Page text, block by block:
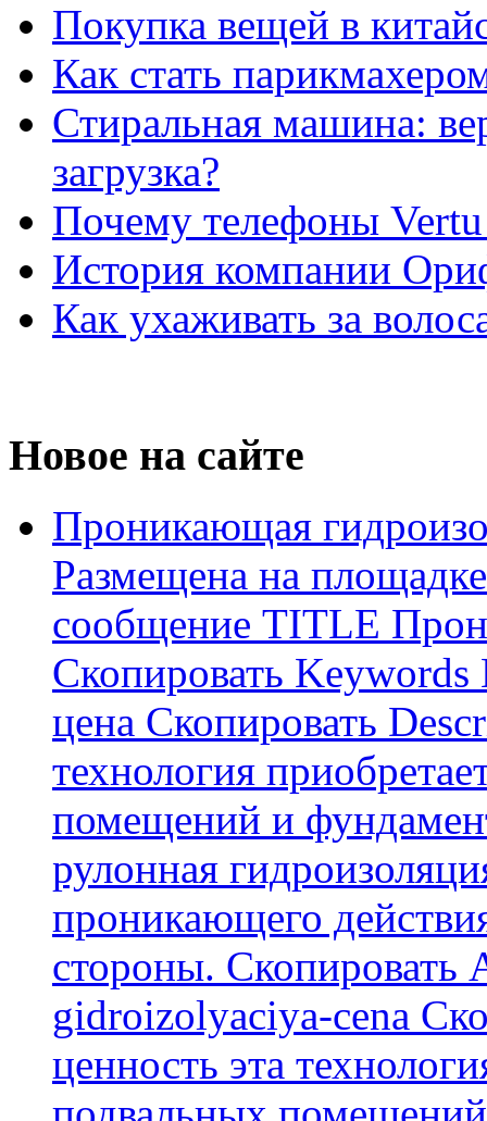
Покупка вещей в
Как стать
Стиральная машина:
загрузка?
Почему телефоны Vertu
История компании
Как ухаживать за
Новое на сайте
Проникающая
Размещена на
сообщение TITLE
Скопировать
цена Скопировать
технология
помещений и
рулонная
проникающего
стороны. Скопировать
gidroizolyaciya-cena
ценность эта